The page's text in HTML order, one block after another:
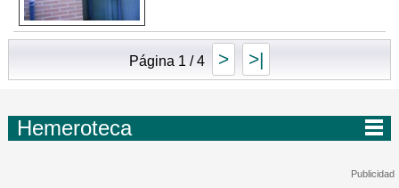
Página 1 / 4 > >|
Hemeroteca